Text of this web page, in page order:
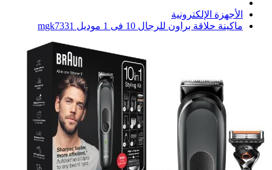
الأجهزة الإلكترونية
ماكينة حلاقة براون للرجال 10 فى 1 موديل mgk7331